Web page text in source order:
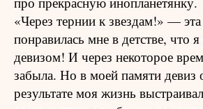
«Через тернии к звездам!» — эта
понравилась мне в детстве, что
девизом! И через некоторое
забыла. Но в моей памяти девиз
результате моя жизнь